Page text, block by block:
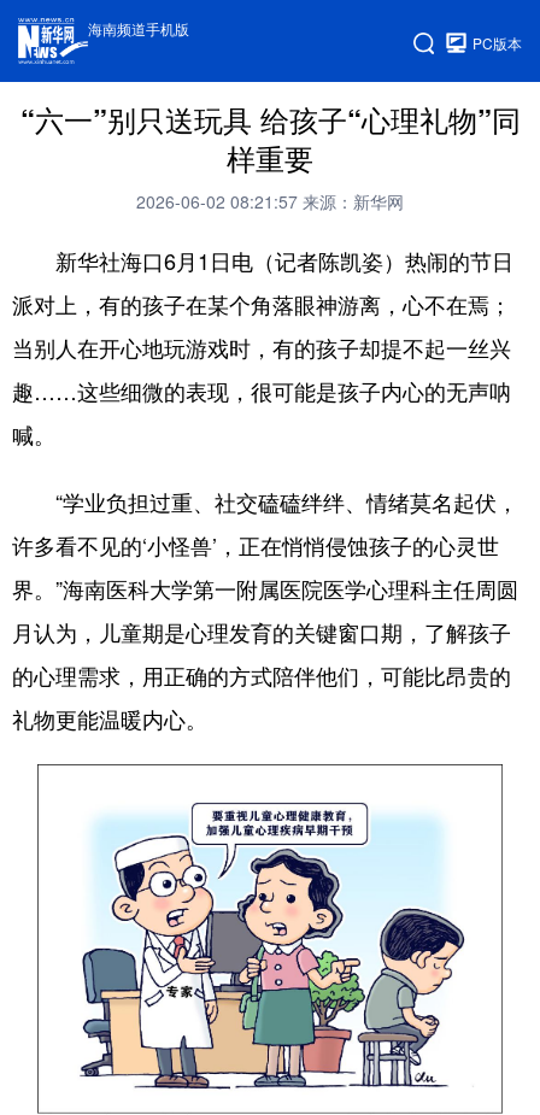
海南频道手机版
PC版本
“六一”别只送玩具 给孩子“心理礼物”同
样重要
2026-06-02 08:21:57 来源：新华网
新华社海口6月1日电（记者陈凯姿）热闹的节日
派对上，有的孩子在某个角落眼神游离，心不在焉；
当别人在开心地玩游戏时，有的孩子却提不起一丝兴
趣……这些细微的表现，很可能是孩子内心的无声呐
喊。
“学业负担过重、社交磕磕绊绊、情绪莫名起伏，
许多看不见的‘小怪兽’，正在悄悄侵蚀孩子的心灵世
界。”海南医科大学第一附属医院医学心理科主任周圆
月认为，儿童期是心理发育的关键窗口期，了解孩子
的心理需求，用正确的方式陪伴他们，可能比昂贵的
礼物更能温暖内心。